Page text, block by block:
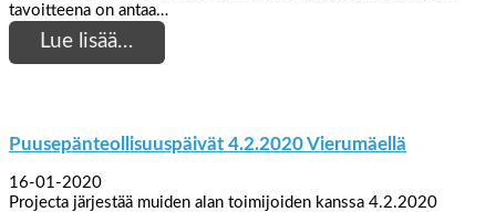
tavoitteena on antaa…
Lue lisää…
Puusepänteollisuuspäivät 4.2.2020 Vierumäellä
16-01-2020
Projecta järjestää muiden alan toimijoiden kanssa 4.2.2020